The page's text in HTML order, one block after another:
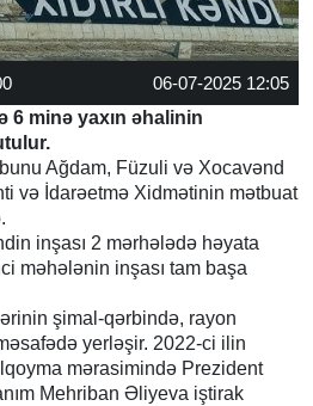
06-07-2025 12:05
6 minə yaxın əhalinin
Ağdam, Füzuli və Xocavənd
və İdarəetmə Xidmətinin mətbuat
inşası 2 mərhələdə həyata
məhələnin inşası tam başa
şimal-qərbində, rayon
yerləşir. 2022-ci ilin
mərasimində Prezident
Mehriban Əliyeva iştirak